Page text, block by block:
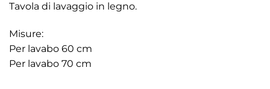
Tavola di lavaggio in legno.
Misure:
Per lavabo 60 cm
Per lavabo 70 cm